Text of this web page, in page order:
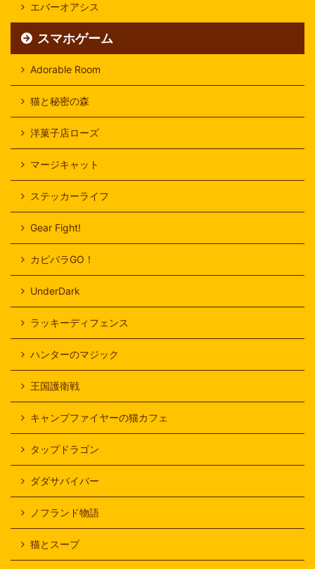
エバーオアシス
スマホゲーム
Adorable Room
猫と秘密の森
洋菓子店ローズ
マージキャット
ステッカーライフ
Gear Fight!
カピバラGO！
UnderDark
ラッキーディフェンス
ハンターのマジック
王国護衛戦
キャンプファイヤーの猫カフェ
タップドラゴン
ダダサバイバー
ノフランド物語
猫とスープ